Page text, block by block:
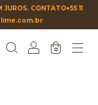
CONTATO+55 11
0